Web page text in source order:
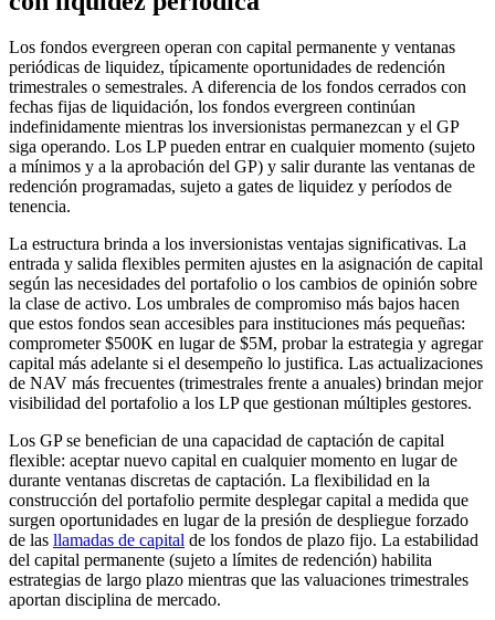
Los fondos evergreen operan con capital permanente y ventanas
periódicas de liquidez, típicamente oportunidades de redención
trimestrales o semestrales. A diferencia de los fondos cerrados con
fechas fijas de liquidación, los fondos evergreen continúan
indefinidamente mientras los inversionistas permanezcan y el GP
siga operando. Los LP pueden entrar en cualquier momento (sujeto
a mínimos y a la aprobación del GP) y salir durante las ventanas de
redención programadas, sujeto a gates de liquidez y períodos de
tenencia.
La estructura brinda a los inversionistas ventajas significativas. La
entrada y salida flexibles permiten ajustes en la asignación de capital
según las necesidades del portafolio o los cambios de opinión sobre
la clase de activo. Los umbrales de compromiso más bajos hacen
que estos fondos sean accesibles para instituciones más pequeñas:
comprometer $500K en lugar de $5M, probar la estrategia y agregar
capital más adelante si el desempeño lo justifica. Las actualizaciones
de NAV más frecuentes (trimestrales frente a anuales) brindan mejor
visibilidad del portafolio a los LP que gestionan múltiples gestores.
Los GP se benefician de una capacidad de captación de capital
flexible: aceptar nuevo capital en cualquier momento en lugar de
durante ventanas discretas de captación. La flexibilidad en la
construcción del portafolio permite desplegar capital a medida que
surgen oportunidades en lugar de la presión de despliegue forzado
de las llamadas de capital de los fondos de plazo fijo. La estabilidad
del capital permanente (sujeto a límites de redención) habilita
estrategias de largo plazo mientras que las valuaciones trimestrales
aportan disciplina de mercado.